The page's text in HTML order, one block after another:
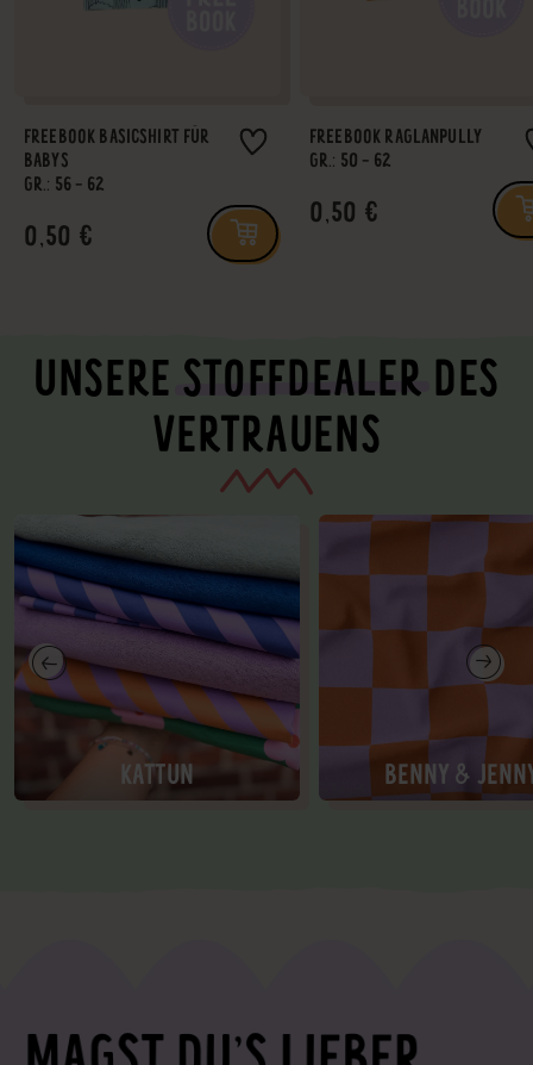
FREEBOOK BASICSHIRT FÜR
BABYS
GR.: 56 - 62
0,50 €
FREEBOOK RAGLANPULLY
GR.: 50 - 62
0,50 €
UNSERE STOFFDEALER DES
VERTRAUENS
KATTUN BENNY &